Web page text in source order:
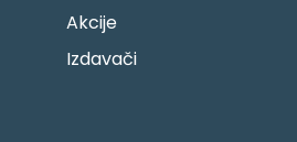
Akcije
Izdavači